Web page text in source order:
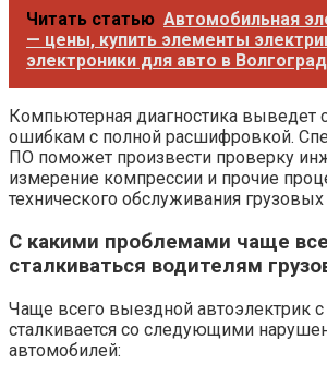
Читать статью Автомобильная
— цены, купить элементы
электроники для авто в
Компьютерная диагностика выведет
ошибкам с полной расшифровкой.
ПО поможет произвести проверку
измерение компрессии и прочие
технического обслуживания
С какими проблемами чаще
сталкиваться водителям
Чаще всего выездной автоэлектрик
сталкивается со следующими
автомобилей: